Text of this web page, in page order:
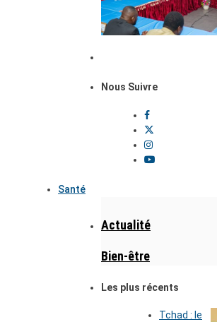
Nous Suivre
Santé
Actualité
Bien-être
Les plus récents
Tchad : le